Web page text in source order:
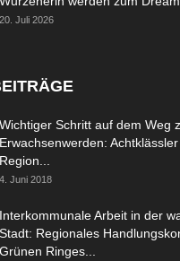
20. Juli 2026
Wichtiger Schritt auf dem Weg
Erwachsenwerden:
Region...
4. Juni 2018
Interkommunale Arbeit in der
Stadt: Regionales
Grünen Ringes...